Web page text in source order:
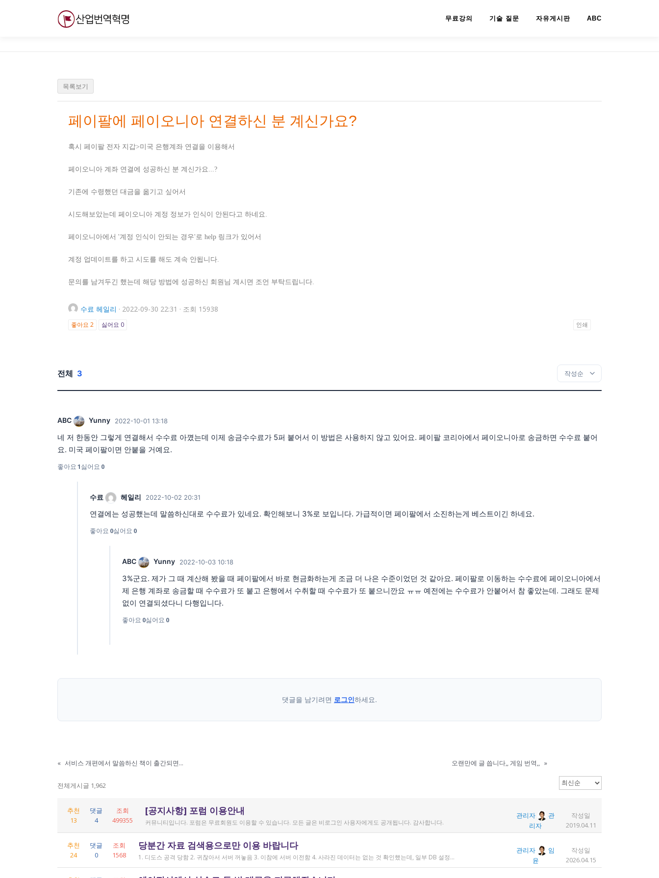
무료강의 기술 질문 자유게시판 ABC
목록보기
페이팔에 페이오니아 연결하신 분 계신가요?
혹시 페이팔 전자 지갑>미국 은행계좌 연결을 이용해서
페이오니아 계좌 연결에 성공하신 분 계신가요...?
기존에 수령했던 대금을 옮기고 싶어서
시도해보았는데 페이오니아 계정 정보가 인식이 안된다고 하네요.
페이오니아에서 '계정 인식이 안되는 경우'로 help 링크가 있어서
계정 업데이트를 하고 시도를 해도 계속 안됩니다.
문의를 남겨두긴 했는데 해당 방법에 성공하신 회원님 계시면 조언 부탁드립니다.
수료 헤일리 · 2022-09-30 22:31 · 조회 15938
좋아요 2 싫어요 0 인쇄
전체 3
ABC Yunny 2022-10-01 13:18
네 저 한동안 그렇게 연결해서 수수료 아꼈는데 이제 송금수수료가 5퍼 붙어서 이 방법은 사용하지 않고 있어요. 페이팔 코리아에서 페이오니아로 송금하면 수수료 붙어
요. 미국 페이팔이면 안붙을 거예요.
좋아요 1싫어요 0
수료 헤일리 2022-10-02 20:31
연결에는 성공했는데 말씀하신대로 수수료가 있네요. 확인해보니 3%로 보입니다. 가급적이면 페이팔에서 소진하는게 베스트이긴 하네요.
좋아요 0싫어요 0
ABC Yunny 2022-10-03 10:18
3%군요. 제가 그 때 계산해 봤을 때 페이팔에서 바로 현금화하는게 조금 더 나은 수준이었던 것 같아요. 페이팔로 이동하는 수수료에 페이오니아에서
제 은행 계좌로 송금할 때 수수료가 또 붙고 은행에서 수취할 때 수수료가 또 붙으니깐요 ㅠㅠ 예전에는 수수료가 안붙어서 참 좋았는데. 그래도 문제
없이 연결되셨다니 다행입니다.
좋아요 0싫어요 0
댓글을 남기려면 로그인하세요.
« 서비스 개편에서 말씀하신 책이 출간되면... 오랜만에 글 씁니다,, 게임 번역,, »
전체게시글 1,962
추천
13
댓글
4
조회
499355
[공지사항] 포럼 이용안내
커뮤니티입니다. 포럼은 무료회원도 이용할 수 있습니다. 모든 글은 비로그인 사용자에게도 공개됩니다. 감사합니다.
관리자
관
리자
작성일
2019.04.11
추천
24
댓글
0
조회
1568
당분간 자료 검색용으로만 이용 바랍니다
1. 디도스 공격 당함 2. 귀찮아서 서버 꺼놓음 3. 이참에 서버 이전함 4. 사라진 데이터는 없는 것 확인했는데, 일부 DB 설정이 활성화 안됨 5. 고칠 수는 있는데, 저희 집 신생아 협조 필요 6. 신생아가 협조하지 않음 현재 새글 쓰기, 신규 가입, 덧글 달기 등은 막아 두었습니다 언제든 3월 18일 전후 시점으로 롤백될 수 있습니다 디도스 공격은 10평짜리 구녕가게에 사람을 1만명 보내 영업방해를 하는 것과 같은 기법입니다. 왜 디도스 공격을 그렇게까지 열정적으로 하는가? 이것이 심해진 시점이 제가 출산하러 간다고 블라그에 글을 쓴 직후입니다. 적절한 비유인지 모르겠는데 암퇘지도 출산 후에는 도축 안 하지 않나 싶고요 옛날 같으면 이렇게 순하게 살지 않을 것인데, 요새 드는 생각이 좀 있습니다 사람은 노력해 봤자고, 사실 모든 능력치는 정해졌고 발현만 기다리는 것이 전부가 아닐까요 어떤 사람은 노력의 고점이 디도스 공격인 것입니다 그 애미도 한때는 가능성의 김칫국을 사발째 드링킹하며 키웠겠지요 저한테도 이 사이트를 유지할 유인이 있음은 말씀드렸으니 잘 이용해 주시면 그만인 것이고 시간 나시거든 디도스 공격자도 긍휼히 여겨 주시길 바랍니다
관리자
임
윤
작성일
2026.04.15